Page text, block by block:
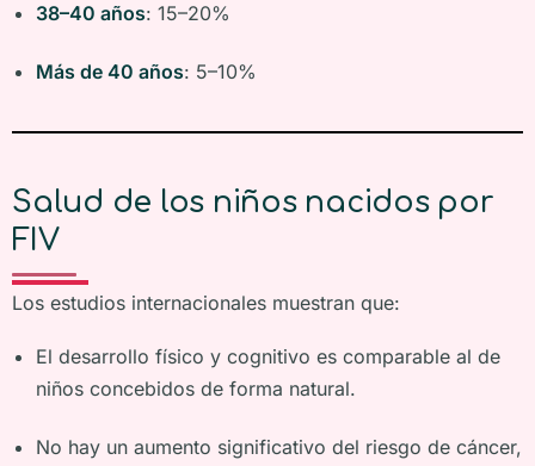
38–40 años: 15–20%
Más de 40 años: 5–10%
Salud de los niños nacidos por
FIV
Los estudios internacionales muestran que:
El desarrollo físico y cognitivo es comparable al de
niños concebidos de forma natural.
No hay un aumento significativo del riesgo de cáncer,